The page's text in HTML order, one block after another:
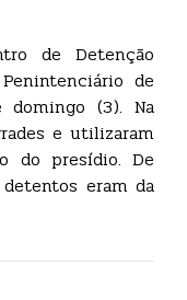
de Detenção
de
domingo (3). Na
e utilizaram
do presídio. De
eram da